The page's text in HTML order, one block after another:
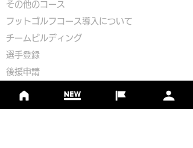
​その他のコース
​ フットゴルフコース導入について
​チームビルディング
選手登録​
​後援申請
​イベント依頼